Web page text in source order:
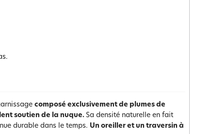
composé exclusivement de plumes de
soutien de la nuque. Sa densité naturelle en fait
durable dans le temps. Un oreiller et un traversin à